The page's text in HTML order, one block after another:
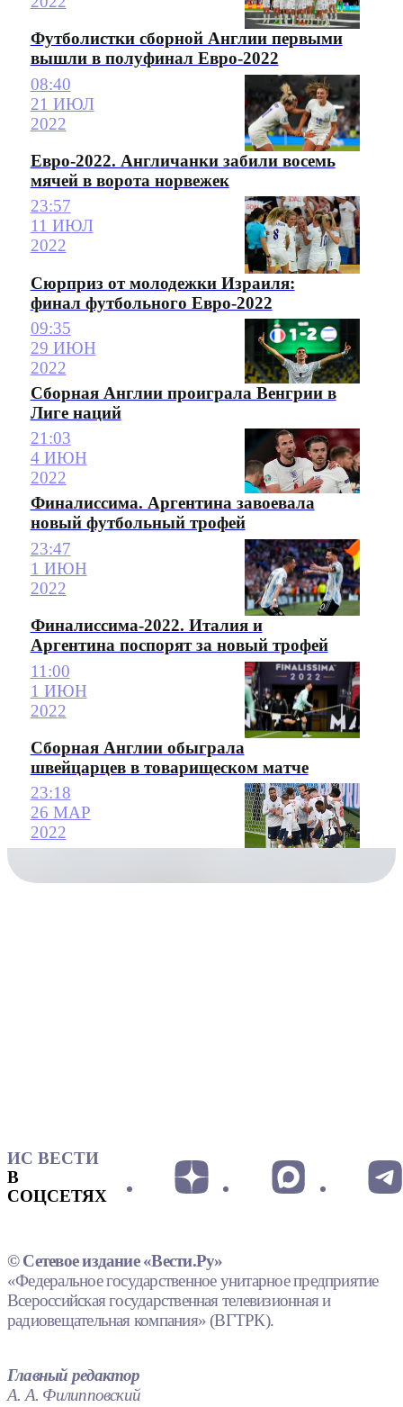
Футболистки сборной Англии первыми
вышли в полуфинал Евро-2022
08:40
21 ИЮЛ
2022
Евро-2022. Англичанки забили восемь
мячей в ворота норвежек
23:57
11 ИЮЛ
2022
Сюрприз от молодежки Израиля:
финал футбольного Евро-2022
09:35
29 ИЮН
2022
Сборная Англии проиграла Венгрии в
Лиге наций
21:03
4 ИЮН
2022
Финалиссима. Аргентина завоевала
новый футбольный трофей
23:47
1 ИЮН
2022
Финалиссима-2022. Италия и
Аргентина поспорят за новый трофей
11:00
1 ИЮН
2022
Сборная Англии обыграла
швейцарцев в товарищеском матче
23:18
26 МАР
2022
ИС ВЕСТИ
В
СОЦСЕТЯХ
© Сетевое издание «Вести.Ру»
«Федеральное государственное унитарное предприятие
Всероссийская государственная телевизионная и
радиовещательная компания» (ВГТРК).
Главный редактор
А. А. Филипповский